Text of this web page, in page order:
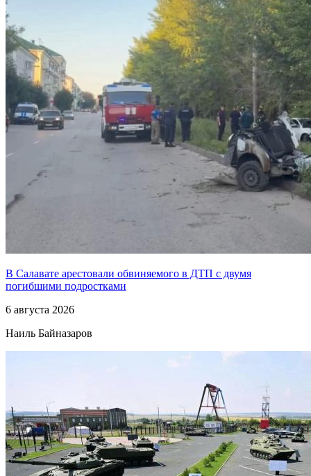
В Салавате арестовали обвиняемого в ДТП с двумя
погибшими подростками
6 августа 2026
Наиль Байназаров